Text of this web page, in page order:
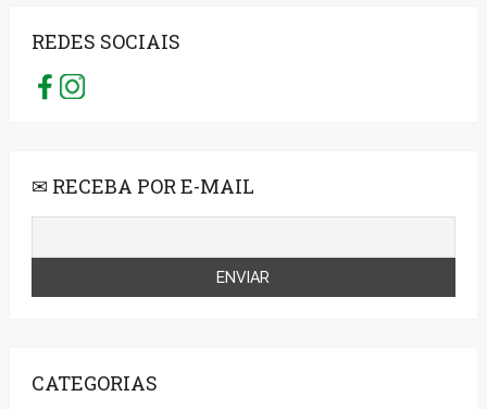
REDES SOCIAIS
✉ RECEBA POR E-MAIL
CATEGORIAS